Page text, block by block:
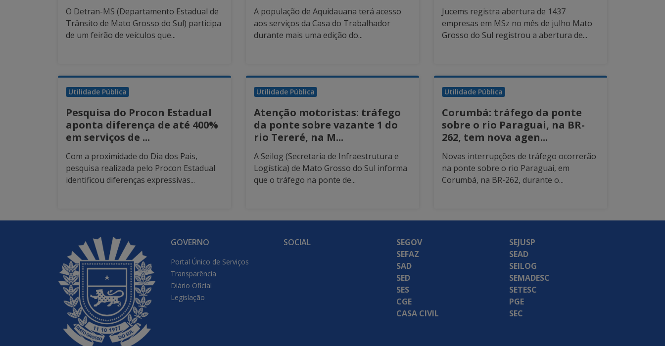
O Detran-MS (Departamento Estadual de
Trânsito de Mato Grosso do Sul) participa
de um feirão de veículos que...
A população de Aquidauana terá acesso
aos serviços da Casa do Trabalhador
durante mais uma edição do...
Jucems registra abertura de 1437
empresas em MSz no mês de julho Mato
Grosso do Sul registrou a abertura de...
Utilidade Pública
Pesquisa do Procon Estadual
aponta diferença de até 400%
em serviços de ...
Com a proximidade do Dia dos Pais,
pesquisa realizada pelo Procon Estadual
identificou diferenças expressivas...
Utilidade Pública
Atenção motoristas: tráfego
da ponte sobre vazante 1 do
rio Tereré, na M...
A Seilog (Secretaria de Infraestrutura e
Logística) de Mato Grosso do Sul informa
que o tráfego na ponte de...
Utilidade Pública
Corumbá: tráfego da ponte
sobre o rio Paraguai, na BR-
262, tem nova agen...
Novas interrupções de tráfego ocorrerão
na ponte sobre o rio Paraguai, em
Corumbá, na BR-262, durante o...
GOVERNO
Portal Único de Serviços
Transparência
Diário Oficial
Legislação
SOCIAL
SEGOV
SEFAZ
SAD
SED
SES
CGE
CASA CIVIL
SEJUSP
SEAD
SEILOG
SEMADESC
SETESC
PGE
SEC